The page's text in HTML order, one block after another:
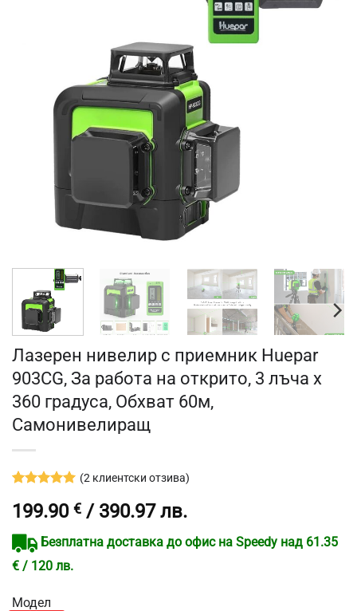
Лазерен нивелир с приемник Huepar
903CG, За работа на открито, 3 лъча x
360 градуса, Обхват 60м,
Самонивелиращ
от 5,
базирано
на
потребителски
оценки
(2клиентски отзива)
199.90 € / 390.97 лв.
Безплатна доставка до офис на Speedy над 61.35
€ / 120 лв.
Модел